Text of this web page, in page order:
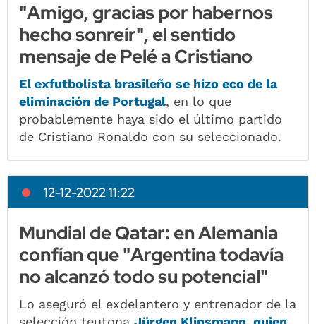
"Amigo, gracias por habernos
hecho sonreír", el sentido
mensaje de Pelé a Cristiano
El exfutbolista brasileño se hizo eco de la
eliminación de Portugal, en lo que
probablemente haya sido el último partido
de Cristiano Ronaldo con su seleccionado.
12-12-2022 11:22
Mundial de Qatar: en Alemania
confían que "Argentina todavía
no alcanzó todo su potencial"
Lo aseguró el exdelantero y entrenador de la